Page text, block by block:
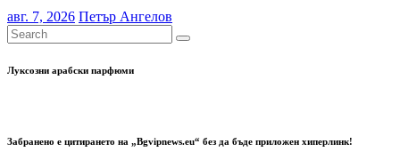
авг. 7, 2026 Петър Ангелов
Луксозни арабски парфюми
Забранено е цитирането на „Bgvipnews.eu“ без да бъде приложен хиперлинк!